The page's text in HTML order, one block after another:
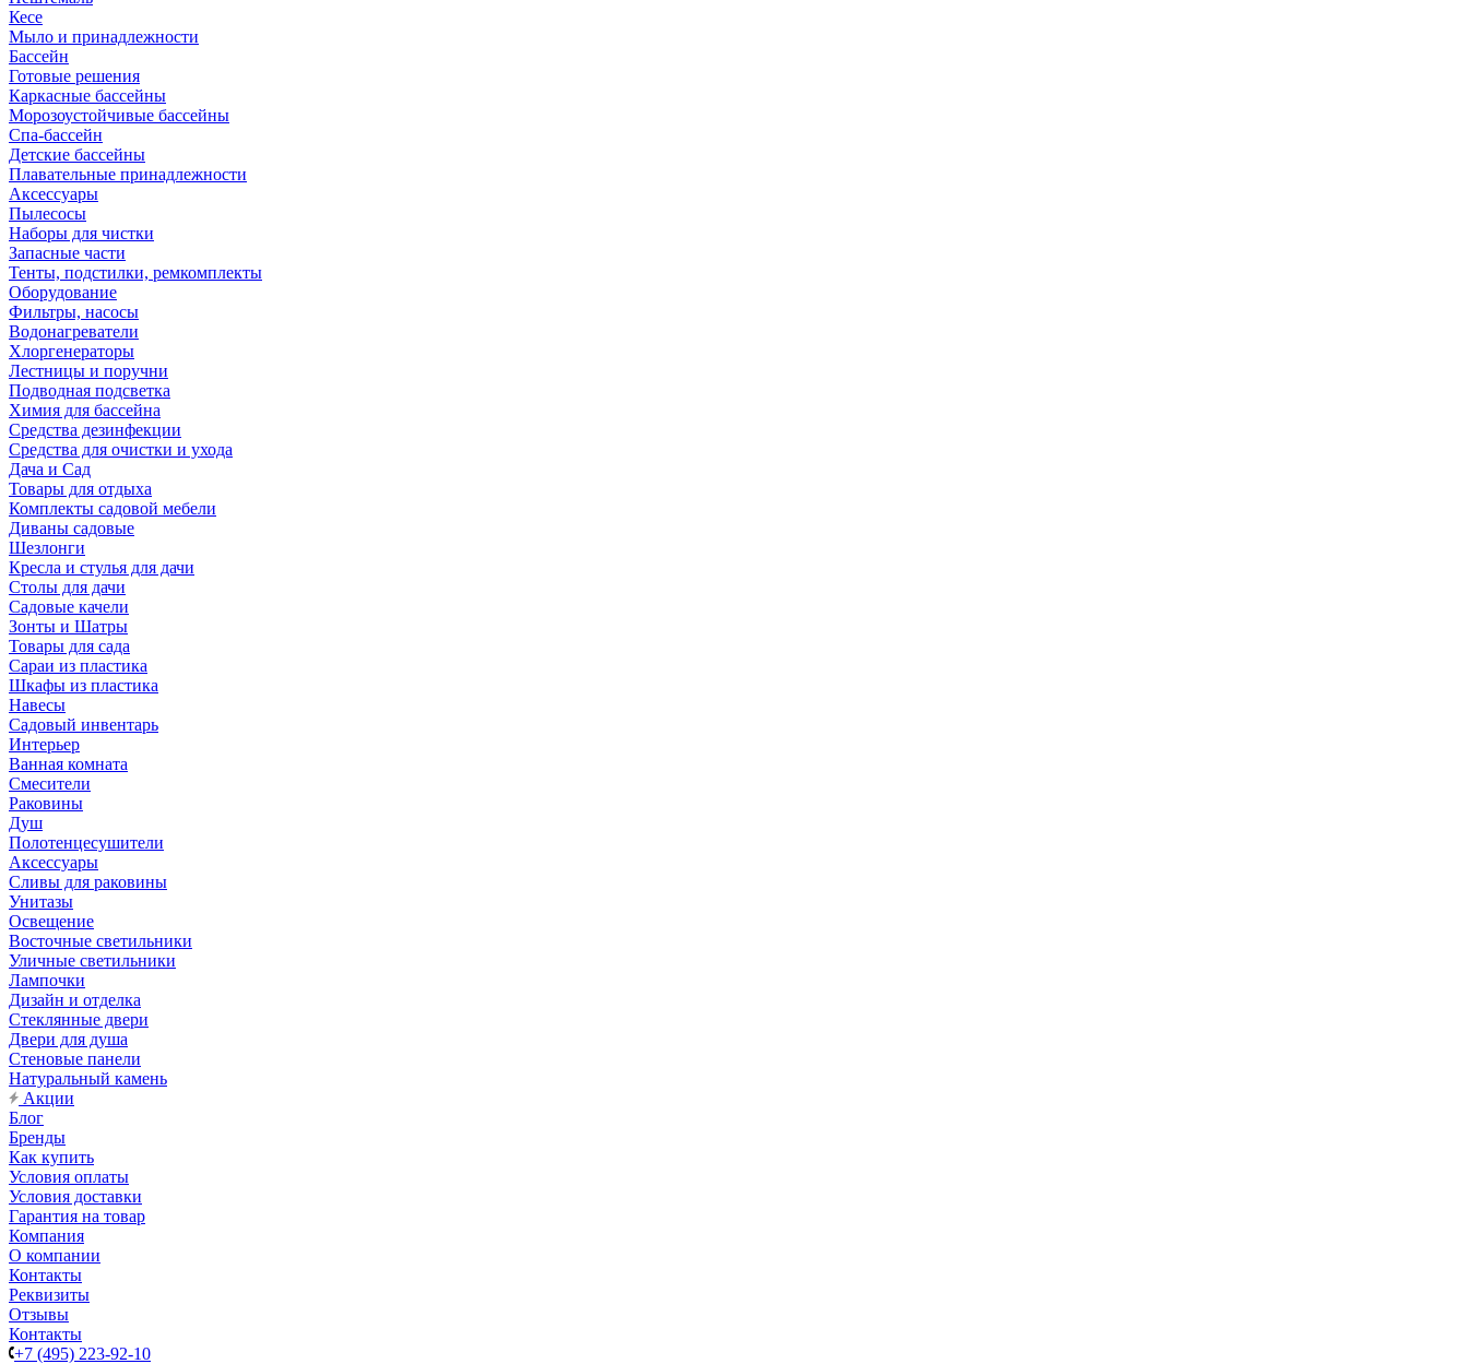
Кесе
Мыло и принадлежности
Бассейн
Готовые решения
Каркасные бассейны
Морозоустойчивые бассейны
Спа-бассейн
Детские бассейны
Плавательные принадлежности
Аксессуары
Пылесосы
Наборы для чистки
Запасные части
Тенты, подстилки, ремкомплекты
Оборудование
Фильтры, насосы
Водонагреватели
Хлоргенераторы
Лестницы и поручни
Подводная подсветка
Химия для бассейна
Средства дезинфекции
Средства для очистки и ухода
Дача и Сад
Товары для отдыха
Комплекты садовой мебели
Диваны садовые
Шезлонги
Кресла и стулья для дачи
Столы для дачи
Садовые качели
Зонты и Шатры
Товары для сада
Сараи из пластика
Шкафы из пластика
Навесы
Садовый инвентарь
Интерьер
Ванная комната
Смесители
Раковины
Душ
Полотенцесушители
Аксессуары
Сливы для раковины
Унитазы
Освещение
Восточные светильники
Уличные светильники
Лампочки
Дизайн и отделка
Стеклянные двери
Двери для душа
Стеновые панели
Натуральный камень
Акции
Блог
Бренды
Как купить
Условия оплаты
Условия доставки
Гарантия на товар
Компания
О компании
Контакты
Реквизиты
Отзывы
Контакты
+7 (495) 223-92-10